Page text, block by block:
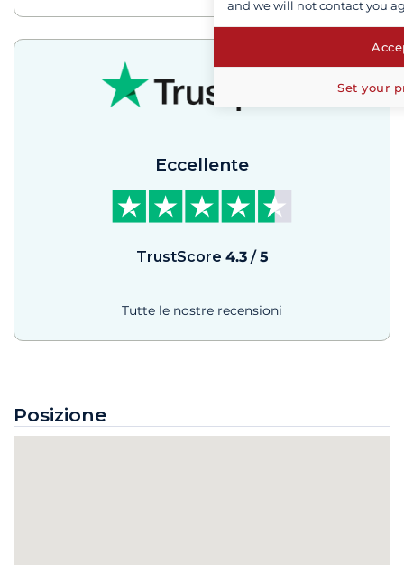
Eccellente
TrustScore 4.3/ 5
Tutte le nostre recensioni
Posizione
and we will not contact you
Set your